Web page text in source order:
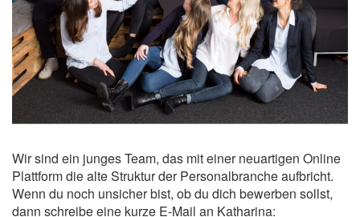
Wir sind ein junges Team, das mit einer neuartigen Online
Plattform die alte Struktur der Personalbranche aufbricht.
Wenn du noch unsicher bist, ob du dich bewerben sollst,
dann schreibe eine kurze E-Mail an Katharina: